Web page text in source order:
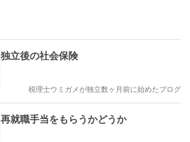
独立後の社会保険
税理士ウミガメが独立数ヶ月前に始めたブログ
再就職手当をもらうかどうか